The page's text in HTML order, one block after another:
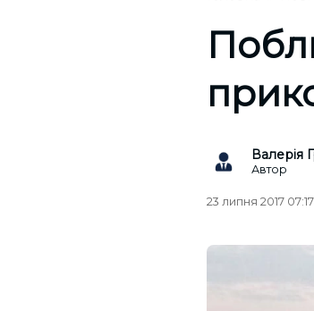
Валерія
Автор
23 липня 2017 07:17